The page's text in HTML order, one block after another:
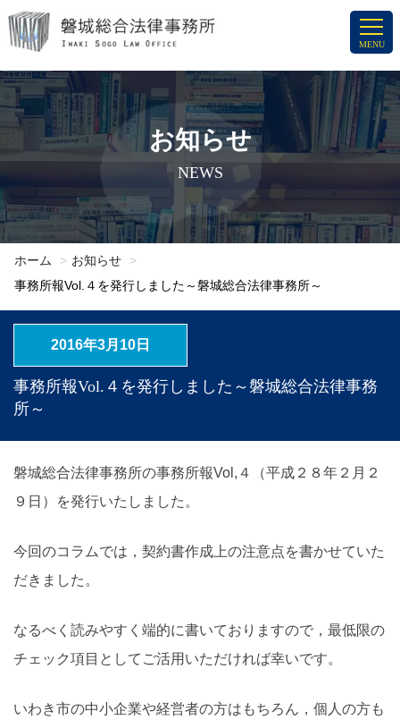
ン
ン
ツ
プ
MENU
お知らせ
NEWS
ホーム
お知らせ
事務所報Vol.４を発行しました～磐城総合法律事務所～
2016年3月10日
事務所報Vol.４を発行しました～磐城総合法律事務
所～
磐城総合法律事務所の事務所報Vol,４（平成２８年２月２
９日）を発行いたしました。
今回のコラムでは，契約書作成上の注意点を書かせていた
だきました。
なるべく読みやすく端的に書いておりますので，最低限の
チェック項目としてご活用いただければ幸いです。
いわき市の中小企業や経営者の方はもちろん，個人の方も